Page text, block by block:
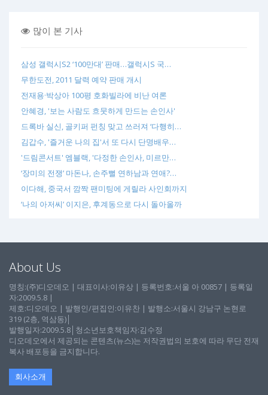
많이 본 기사
삼성 갤럭시S2 ‘100만대’ 판매…갤럭시S 국…
무한도전, 2011 달력 예약 판매 개시
전재용·박상아 100평 호화빌라에 비난 여론
안혜경, '보는 사람도 흐뭇하게 만드는 손인사'
드록바 실신, 골키퍼 펀칭 맞고 쓰러져 ‘다행히…
김갑수, '즐거운 나의 집'서 또 다시 단명배우…
'드림콘서트' 엠블랙, '다정한 손인사, 미르만…
‘장미의 전쟁’ 마돈나, 손주뻘 연하남과 연애?…
이다해, 중국서 깜짝 팬미팅에 게릴라 사인회까지
‘나의 아저씨’ 이지은, 후계동으로 다시 돌아올까
About Us
명칭:(주)디오데오 | 대표이사:이유상 | 등록번호:서울 아 00857 | 등록일
자:2009.5.8 |
제호:디오데오 | 발행인/편집인:이유찬 | 발행소:서울시 강남구 논현로
319 (2층, 역삼동)│
발행일자:2009.5.8│청소년보호책임자:김수정
디오데오에서 제공되는 콘텐츠(뉴스)는 저작권법의 보호에 따라 무단 전재
복사 배포등을 금지합니다.
회사소개